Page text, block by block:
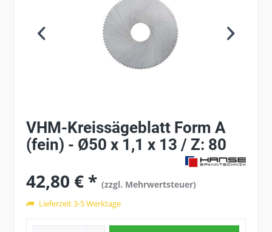
VHM-Kreissägeblatt Form A
(fein) - Ø50 x 1,1 x 13 / Z: 80
42,80 € *(zzgl. Mehrwertsteuer)
Lieferzeit 3-5 Werktage